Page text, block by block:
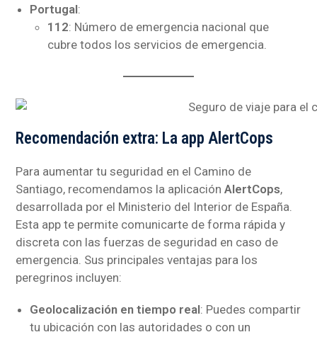
Portugal:
112: Número de emergencia nacional que
cubre todos los servicios de emergencia.
Recomendación extra: La app AlertCops
Para aumentar tu seguridad en el Camino de
Santiago, recomendamos la aplicaciónAlertCops,
desarrollada por el Ministerio del Interior de España.
Esta app te permite comunicarte de forma rápida y
discreta con las fuerzas de seguridad en caso de
emergencia. Sus principales ventajas para los
peregrinos incluyen:
Geolocalización en tiempo real: Puedes compartir
tu ubicación con las autoridades o con un